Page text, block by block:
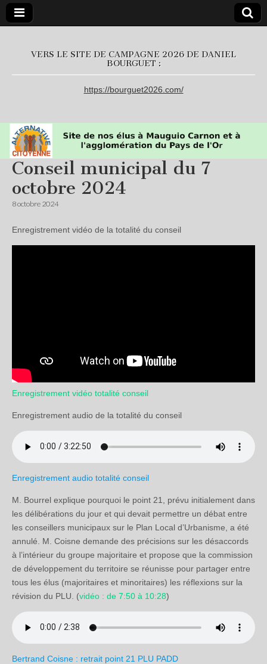
L'Alternative
Citoyenne
VERS LE SITE DE CAMPAGNE 2026 DE DANIEL
BOURGUET :
https://bourguet2026.com/
Conseil municipal du 7
octobre 2024
8 octobre 2024
Enregistrement vidéo de la totalité du conseil
Enregistrement vidéo totalité conseil
Enregistrement audio de la totalité du conseil
Enregistrement audio totalité conseil
M. Bourrel explique pourquoi le point 21, prévu initialement dans
les délibérations du jour et qui devait permettre un débat entre
les conseillers municipaux sur le Plan Local d’Urbanisme, a été
annulé. M. Coisne demande des précisions sur les désaccords
à l’intérieur du groupe majoritaire et propose que la commission
de développement du territoire se réunisse pour partager entre
tous les élus (majoritaires et minoritaires) les réflexions sur la
révision du PLU. (vidéo : de 7:50 à 10:28)
Bertrand Coisne : retrait point 21 PLU PADD